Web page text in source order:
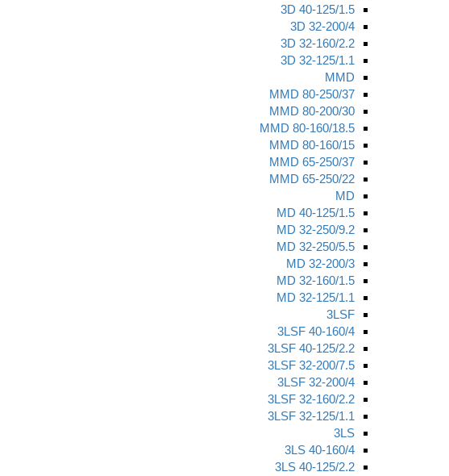
3D 40-125/1.5
3D 32-200/4
3D 32-160/2.2
3D 32-125/1.1
MMD
MMD 80-250/37
MMD 80-200/30
MMD 80-160/18.5
MMD 80-160/15
MMD 65-250/37
MMD 65-250/22
MD
MD 40-125/1.5
MD 32-250/9.2
MD 32-250/5.5
MD 32-200/3
MD 32-160/1.5
MD 32-125/1.1
3LSF
3LSF 40-160/4
3LSF 40-125/2.2
3LSF 32-200/7.5
3LSF 32-200/4
3LSF 32-160/2.2
3LSF 32-125/1.1
3LS
3LS 40-160/4
3LS 40-125/2.2